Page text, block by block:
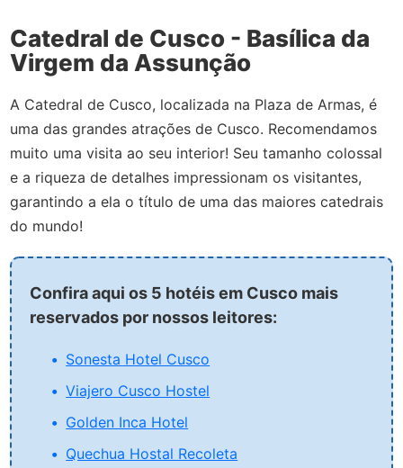
Catedral de Cusco - Basílica da
Virgem da Assunção
A Catedral de Cusco, localizada na Plaza de Armas, é
uma das grandes atrações de Cusco. Recomendamos
muito uma visita ao seu interior! Seu tamanho colossal
e a riqueza de detalhes impressionam os visitantes,
garantindo a ela o título de uma das maiores catedrais
do mundo!
Confira aqui os 5 hotéis em Cusco mais
reservados por nossos leitores:
Sonesta Hotel Cusco
Viajero Cusco Hostel
Golden Inca Hotel
Quechua Hostal Recoleta